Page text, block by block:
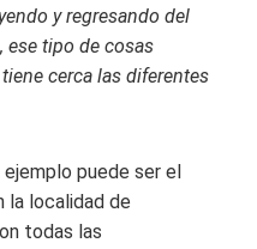
y regresando del
ese tipo de cosas
cerca las diferentes
puede ser el
la localidad de
todas las